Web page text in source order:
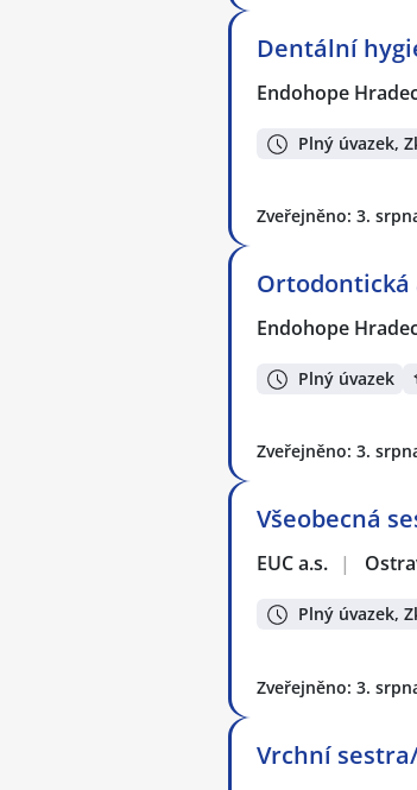
Dentální
Endohope
Plný úvazek,
Zveřejněno: 3.
Ortodontická
Endohope
Plný úvazek
Zveřejněno: 3.
Všeobecná
EUC a.s. |
Plný úvazek,
Zveřejněno: 3.
Vrchní